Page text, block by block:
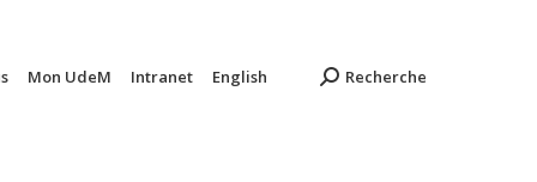
Mon UdeM Intranet English Recherche